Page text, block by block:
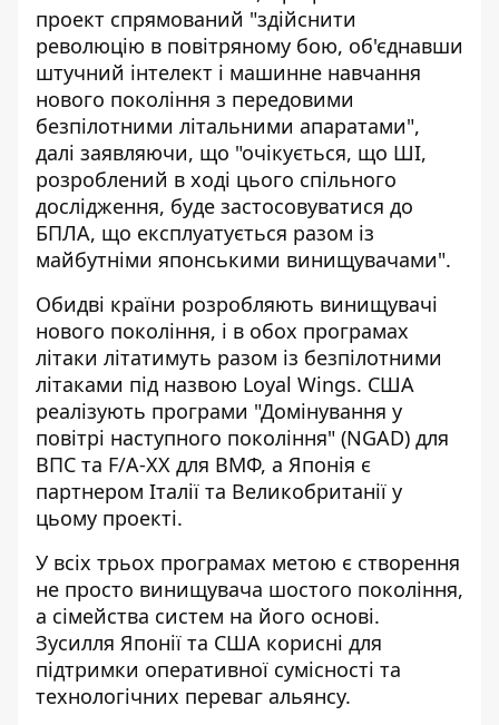
проект спрямований "здійснити
революцію в повітряному бою, об'єднавши
штучний інтелект і машинне навчання
нового покоління з передовими
безпілотними літальними апаратами",
далі заявляючи, що "очікується, що ШІ,
розроблений в ході цього спільного
дослідження, буде застосовуватися до
БПЛА, що експлуатується разом із
майбутніми японськими винищувачами".
Обидві країни розробляють винищувачі
нового покоління, і в обох програмах
літаки літатимуть разом із безпілотними
літаками під назвою Loyal Wings. США
реалізують програми "Домінування у
повітрі наступного покоління" (NGAD) для
ВПС та F/A-XX для ВМФ, а Японія є
партнером Італії та Великобританії у
цьому проекті.
У всіх трьох програмах метою є створення
не просто винищувача шостого покоління,
а сімейства систем на його основі.
Зусилля Японії та США корисні для
підтримки оперативної сумісності та
технологічних переваг альянсу.